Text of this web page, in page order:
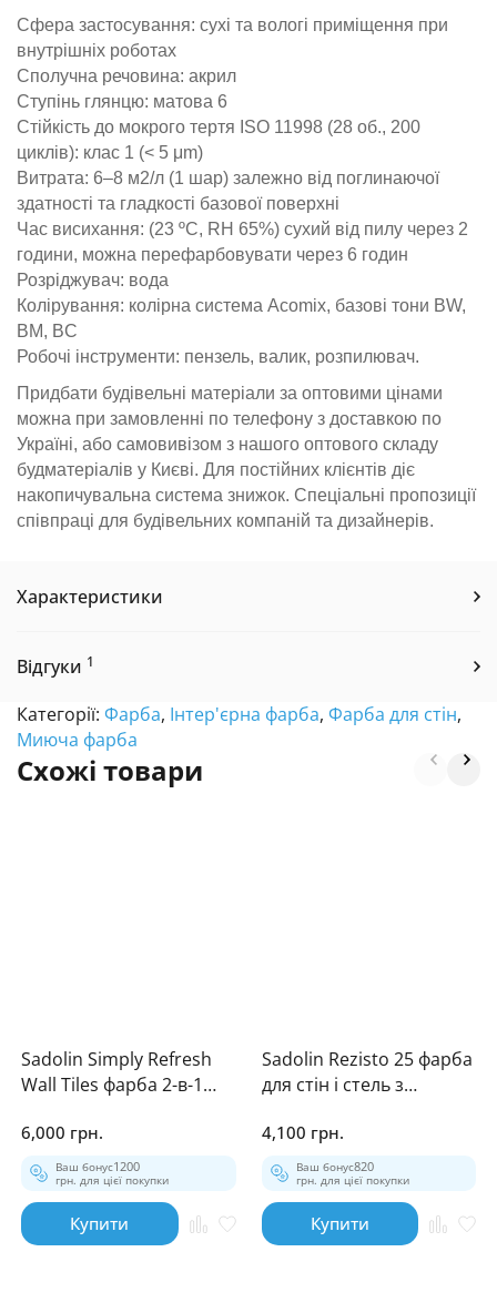
Сфера застосування: сухі та вологі приміщення при
внутрішніх роботах
Сполучна речовина: акрил
Ступінь глянцю: матова 6
Стійкість до мокрого тертя ISO 11998 (28 об., 200
циклів): клас 1 (< 5 μm)
Витрата: 6–8 м2/л (1 шар) залежно від поглинаючої
здатності та гладкості базової поверхні
Час висихання: (23 ºC, RН 65%) сухий від пилу через 2
години, можна перефарбовувати через 6 годин
Розріджувач: вода
Колірування: колірна система Acomix, базові тони BW,
BM, BC
Робочі інструменти: пензель, валик, розпилювач.
Придбати будівельні матеріали за оптовими цінами
можна при замовленні по телефону з доставкою по
Україні, або самовивізом з нашого оптового складу
будматеріалів у Києві. Для постійних клієнтів діє
накопичувальна система знижок. Спеціальні пропозиції
співпраці для будівельних компаній та дизайнерів.
Характеристики
Відгуки 1
Категорії: Фарба, Інтер'єрна фарба, Фарба для стін,
Миюча фарба
Схожі товари
Sadolin Simply Refresh
Wall Tiles фарба 2-в-1
керамічної плитки
6,000 грн.
Ваш бонус1200
грн. для цієї покупки
Купити
Sadolin Rezisto 25 фарба
для стін і стель з
захистом
4,100 грн.
Ваш бонус820
грн. для цієї покупки
Купити